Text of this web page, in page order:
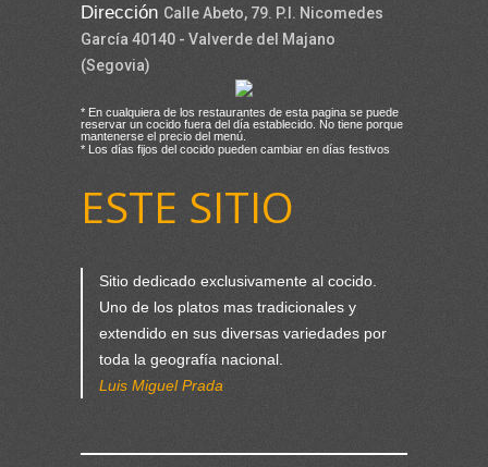
Dirección Calle Abeto, 79. P.I. Nicomedes
García 40140 - Valverde del Majano
(Segovia)
* En cualquiera de los restaurantes de esta pagina se puede
reservar un cocido fuera del día establecido. No tiene porque
mantenerse el precio del menú.
* Los días fijos del cocido pueden cambiar en días festivos
ESTE SITIO
Sitio dedicado exclusivamente al cocido.
Uno de los platos mas tradicionales y
extendido en sus diversas variedades por
toda la geografía nacional.
Luis Miguel Prada